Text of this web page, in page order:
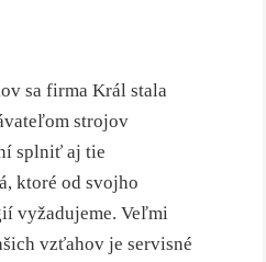
sa firma Král stala
strojov
splniť aj tie
ktoré od svojho
vyžadujeme. Veľmi
vzťahov je servisné